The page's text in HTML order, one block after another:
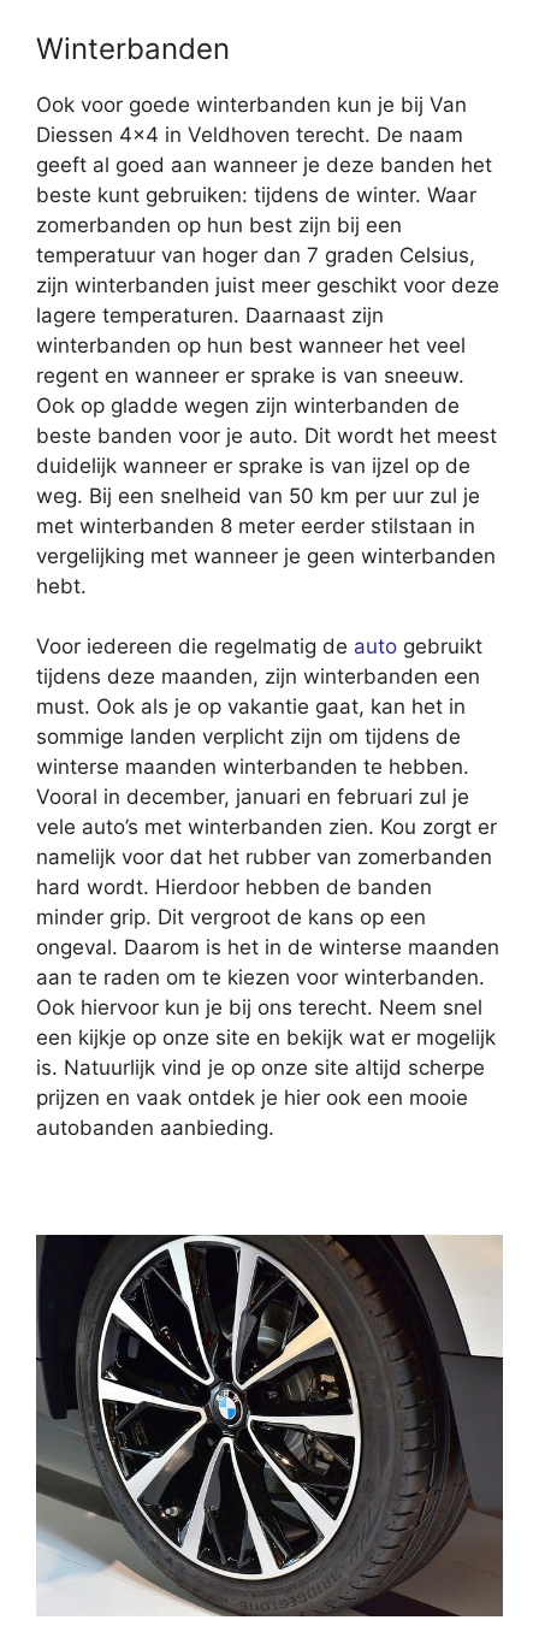
Winterbanden
Ook voor goede winterbanden kun je bij Van
Diessen 4×4 in Veldhoven terecht. De naam
geeft al goed aan wanneer je deze banden het
beste kunt gebruiken: tijdens de winter. Waar
zomerbanden op hun best zijn bij een
temperatuur van hoger dan 7 graden Celsius,
zijn winterbanden juist meer geschikt voor deze
lagere temperaturen. Daarnaast zijn
winterbanden op hun best wanneer het veel
regent en wanneer er sprake is van sneeuw.
Ook op gladde wegen zijn winterbanden de
beste banden voor je auto. Dit wordt het meest
duidelijk wanneer er sprake is van ijzel op de
weg. Bij een snelheid van 50 km per uur zul je
met winterbanden 8 meter eerder stilstaan in
vergelijking met wanneer je geen winterbanden
hebt.
Voor iedereen die regelmatig de auto gebruikt
tijdens deze maanden, zijn winterbanden een
must. Ook als je op vakantie gaat, kan het in
sommige landen verplicht zijn om tijdens de
winterse maanden winterbanden te hebben.
Vooral in december, januari en februari zul je
vele auto’s met winterbanden zien. Kou zorgt er
namelijk voor dat het rubber van zomerbanden
hard wordt. Hierdoor hebben de banden
minder grip. Dit vergroot de kans op een
ongeval. Daarom is het in de winterse maanden
aan te raden om te kiezen voor winterbanden.
Ook hiervoor kun je bij ons terecht. Neem snel
een kijkje op onze site en bekijk wat er mogelijk
is. Natuurlijk vind je op onze site altijd scherpe
prijzen en vaak ontdek je hier ook een mooie
autobanden aanbieding.